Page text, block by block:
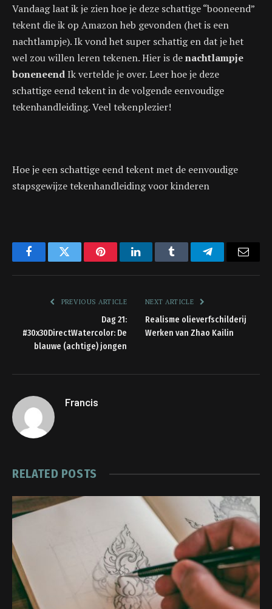
Vandaag laat ik je zien hoe je deze schattige “booneend”
tekent die ik op Amazon heb gevonden (het is een
nachtlampje). Ik vond het super schattig en dat je het
wel zou willen leren tekenen. Hier is denachtlampje
boneneendIk vertelde je over. Leer hoe je deze
schattige eend tekent in de volgende eenvoudige
tekenhandleiding. Veel tekenplezier!
Hoe je een schattige eend tekent met de eenvoudige
stapsgewijze tekenhandleiding voor kinderen
FacebookTwitter PinterestLinkedInTumblr Telegram
PREVIOUS ARTICLE
Dag 21:
#30x30DirectWatercolor: De
blauwe (achtige) jongen
NEXT ARTICLE
Realisme olieverfschilderij
Werken van Zhao Kailin
Francis
RELATED POSTS